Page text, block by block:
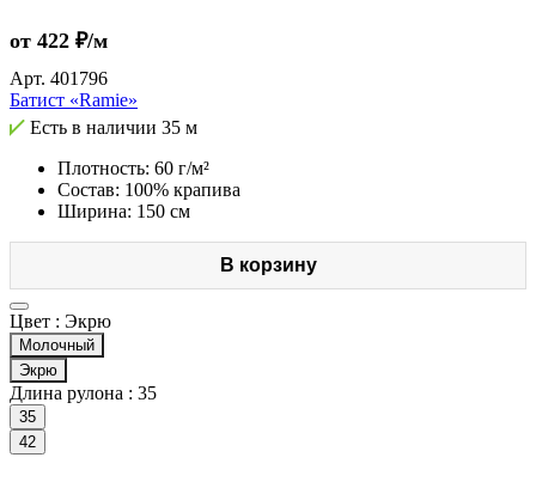
от 422 ₽/м
Арт. 401796
Батист «Ramie»
Есть в наличии 35 м
Плотность: 60 г/м²
Состав: 100% крапива
Ширина: 150 см
В корзину
Цвет : Экрю
Молочный
Экрю
Длина рулона : 35
35
42